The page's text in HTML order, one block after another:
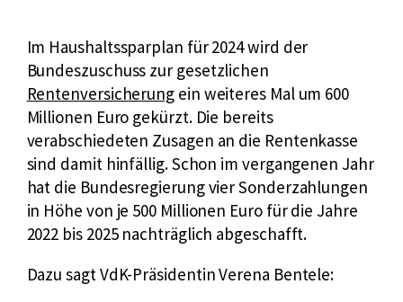
Im Haushaltssparplan für 2024 wird der
Bundeszuschuss zur gesetzlichen
Rentenversicherung ein weiteres Mal um 600
Millionen Euro gekürzt. Die bereits
verabschiedeten Zusagen an die Rentenkasse
sind damit hinfällig. Schon im vergangenen Jahr
hat die Bundesregierung vier Sonderzahlungen
in Höhe von je 500 Millionen Euro für die Jahre
2022 bis 2025 nachträglich abgeschafft.
Dazu sagt VdK-Präsidentin Verena Bentele: